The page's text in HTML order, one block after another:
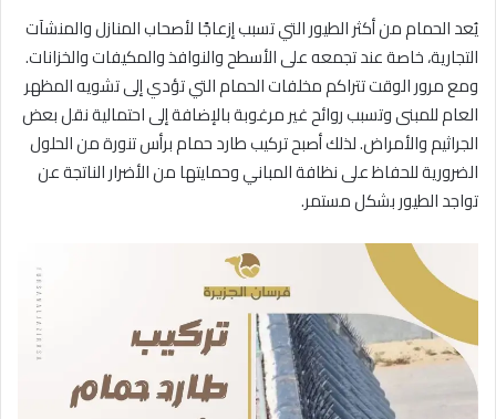
يُعد الحمام من أكثر الطيور التي تسبب إزعاجًا لأصحاب المنازل والمنشآت
التجارية، خاصة عند تجمعه على الأسطح والنوافذ والمكيفات والخزانات.
ومع مرور الوقت تتراكم مخلفات الحمام التي تؤدي إلى تشويه المظهر
العام للمبنى وتسبب روائح غير مرغوبة بالإضافة إلى احتمالية نقل بعض
الجراثيم والأمراض. لذلك أصبح تركيب طارد حمام برأس تنورة من الحلول
الضرورية للحفاظ على نظافة المباني وحمايتها من الأضرار الناتجة عن
تواجد الطيور بشكل مستمر.